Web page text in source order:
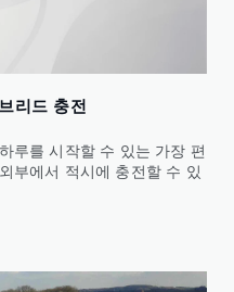
리드 충전
루를 시작할 수 있는 가장 편
부에서 적시에 충전할 수 있